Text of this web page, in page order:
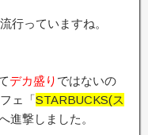
行っていますね。
デカ盛り ではないの
ェ「STARBUCKS(ス
進撃しました。